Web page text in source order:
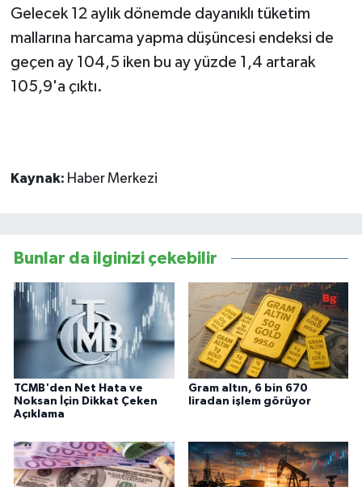
Gelecek 12 aylık dönemde dayanıklı tüketim
mallarına harcama yapma düşüncesi endeksi de
geçen ay 104,5 iken bu ay yüzde 1,4 artarak
105,9'a çıktı.
Kaynak: Haber Merkezi
Bunlar da ilginizi çekebilir
TCMB'den Net Hata ve
Noksan İçin Dikkat Çeken
Açıklama
Gram altın, 6 bin 670
liradan işlem görüyor